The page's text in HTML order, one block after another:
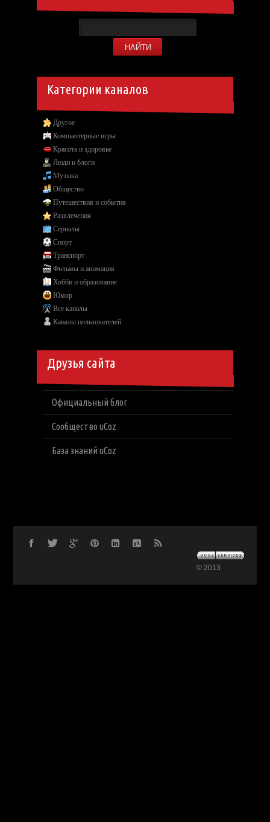
Категории каналов
Другое
Компьютерные игры
Красота и здоровье
Люди и блоги
Музыка
Общество
Путешествия и события
Развлечения
Сериалы
Спорт
Транспорт
Фильмы и анимация
Хобби и образование
Юмор
Все каналы
Каналы пользователей
Друзья сайта
Официальный блог
Сообщество uCoz
База знаний uCoz
© 2013